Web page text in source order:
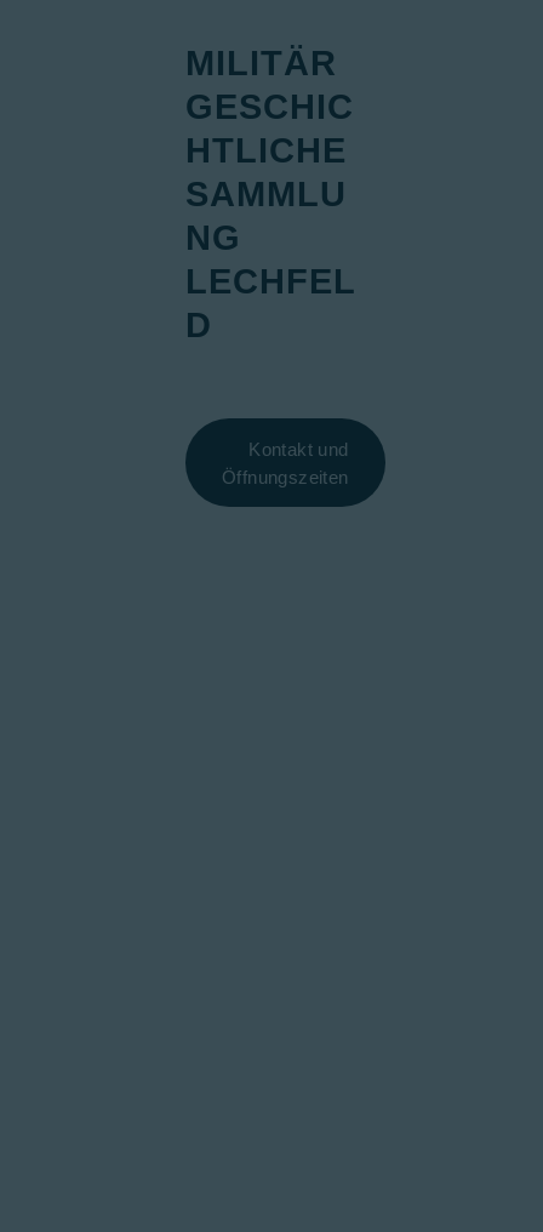
MILITÄR
GESCHIC
HTLICHE
SAMMLU
NG
LECHFEL
D
Kontakt und
Öffnungszeiten
Ausstellungen